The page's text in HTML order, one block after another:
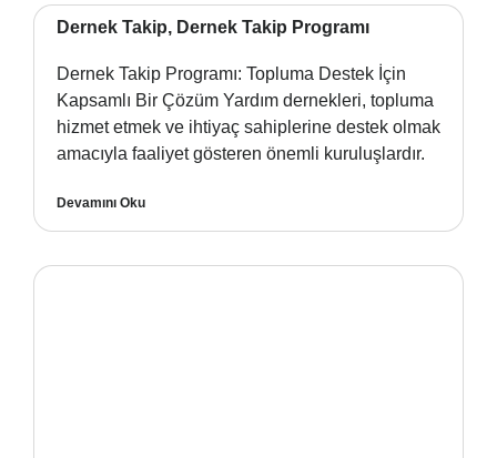
Dernek Takip, Dernek Takip Programı
Dernek Takip Programı: Topluma Destek İçin
Kapsamlı Bir Çözüm Yardım dernekleri, topluma
hizmet etmek ve ihtiyaç sahiplerine destek olmak
amacıyla faaliyet gösteren önemli kuruluşlardır.
Devamını Oku